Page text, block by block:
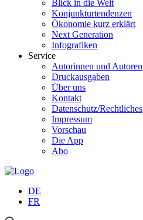
Blick in die Welt
Konjunkturtendenzen
Ökonomie kurz erklärt
Next Generation
Infografiken
Service
Autorinnen und Autoren
Druckausgaben
Über uns
Kontakt
Datenschutz/Rechtliches
Impressum
Vorschau
Die App
Abo
DE
FR